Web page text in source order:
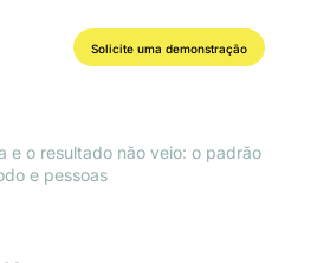
Solicite uma demonstração
e o resultado não veio: o padrão
e pessoas